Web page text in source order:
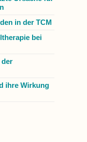
in der TCM
bei
der
ihre Wirkung